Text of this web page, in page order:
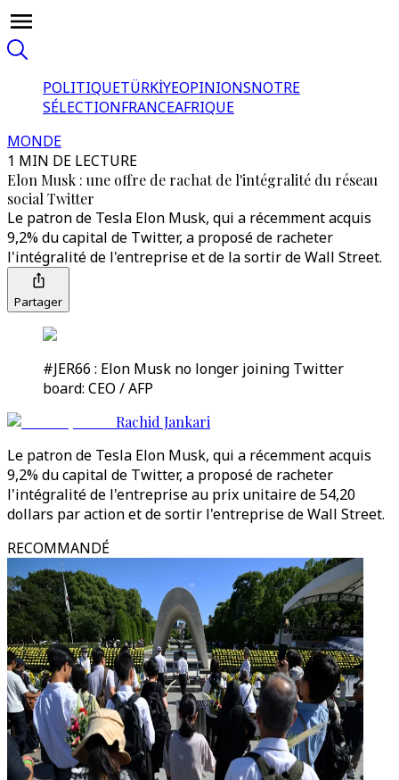
POLITIQUETÜRKİYEOPINIONSNOTRE
SÉLECTIONFRANCEAFRIQUE
MONDE
1 MIN DE LECTURE
Elon Musk : une offre de rachat de l'intégralité du réseau
social Twitter
Le patron de Tesla Elon Musk, qui a récemment acquis
9,2% du capital de Twitter, a proposé de racheter
l'intégralité de l'entreprise et de la sortir de Wall Street.
Partager
#JER66 : Elon Musk no longer joining Twitter
board: CEO / AFP
Rachid Jankari
Le patron de Tesla Elon Musk, qui a récemment acquis
9,2% du capital de Twitter, a proposé de racheter
l'intégralité de l'entreprise au prix unitaire de 54,20
dollars par action et de sortir l'entreprise de Wall Street.
RECOMMANDÉ